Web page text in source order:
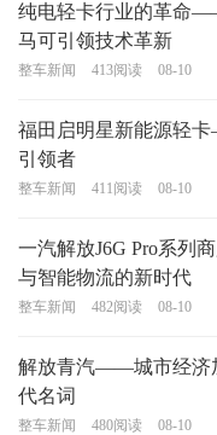
纯电轻卡行业的革命
马可引领技术革新
整车新闻 413阅读 08-10
福田启明星新能源轻
引领者
整车新闻 411阅读 08-10
一汽解放J6G Pro系列
与智能物流的新时代
整车新闻 482阅读 08-10
解放青汽——城市经济
代名词
整车新闻 480阅读 08-10